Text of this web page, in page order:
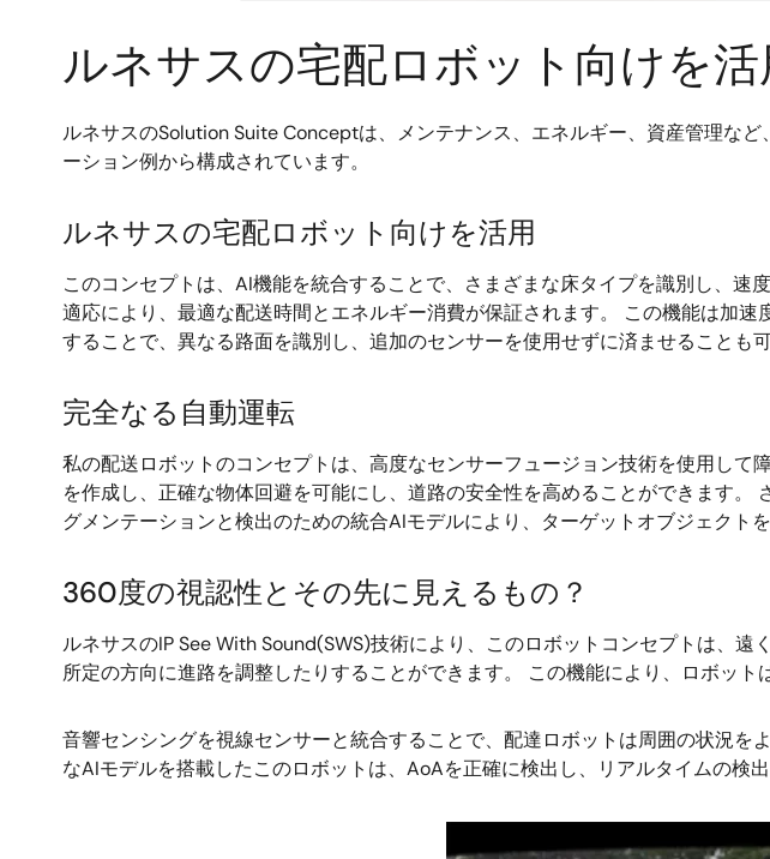
ルネサスの宅配ロボット向けを活
ルネサスのSolution Suite Conceptは、メンテナンス、エネルギー、資産管理な
ーション例から構成されています。
ルネサスの宅配ロボット向けを活用
このコンセプトは、AI機能を統合することで、さまざまな床タイプを識別し、
適応により、最適な配送時間とエネルギー消費が保証されます。 この機能は加
することで、異なる路面を識別し、追加のセンサーを使用せずに済ませることも可
完全なる自動運転
私の配送ロボットのコンセプトは、高度なセンサーフュージョン技術を使用し
を作成し、正確な物体回避を可能にし、道路の安全性を高めることができます
グメンテーションと検出のための統合AIモデルにより、ターゲットオブジェクト
360度の視認性とその先に見えるもの？
ルネサスのIP See With Sound(SWS)技術により、このロボットコンセプトは、
所定の方向に進路を調整したりすることができます。 この機能により、ロボッ
音響センシングを視線センサーと統合することで、配達ロボットは周囲の状況
なAIモデルを搭載したこのロボットは、AoAを正確に検出し、リアルタイムの検